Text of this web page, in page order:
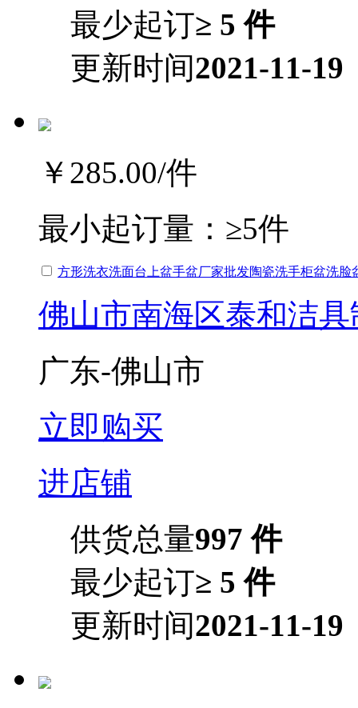
最少起订≥ 5 件
更新时间2021-11-19
￥285.00/件
最小起订量： ≥5件
方形洗衣洗面台上盆手盆厂家批发陶瓷洗手柜盆洗脸
佛山市南海区泰和洁
广东-佛山市
立即购买
进店铺
供货总量997 件
最少起订≥ 5 件
更新时间2021-11-19